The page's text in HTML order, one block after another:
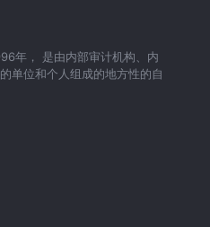
年， 是由内部审计机构、内
单位和个人组成的地方性的自